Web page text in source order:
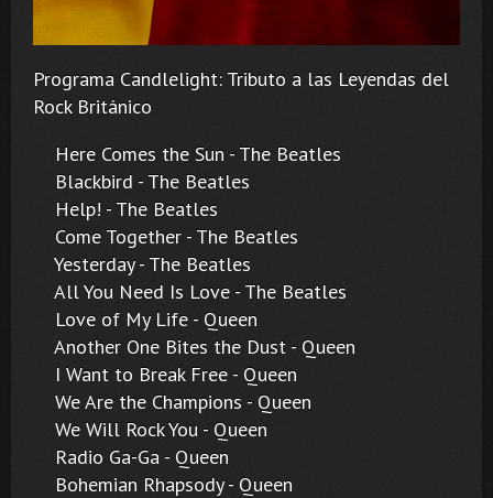
Programa Candlelight: Tributo a las Leyendas del
Rock Británico
Here Comes the Sun - The Beatles
Blackbird - The Beatles
Help! - The Beatles
Come Together - The Beatles
Yesterday - The Beatles
All You Need Is Love - The Beatles
Love of My Life - Queen
Another One Bites the Dust - Queen
I Want to Break Free - Queen
We Are the Champions - Queen
We Will Rock You - Queen
Radio Ga-Ga - Queen
Bohemian Rhapsody - Queen